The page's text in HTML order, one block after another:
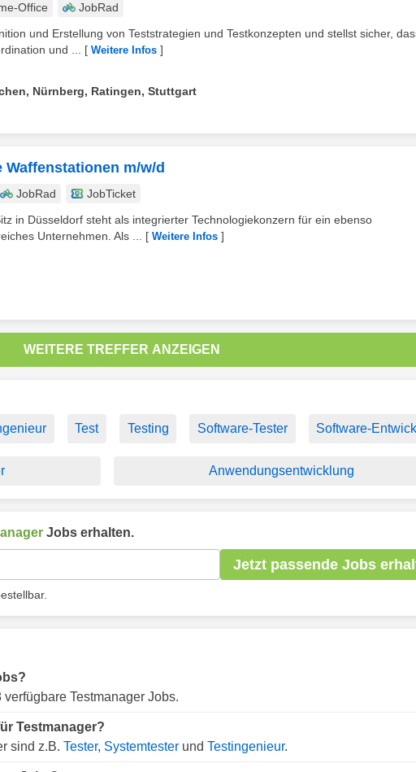
Office
JobRad
und Erstellung von Teststrategien und Testkonzepten und stellst sicher,
und ...
[ Weitere Infos ]
Nürnberg, Ratingen, Stuttgart
m/w/d
JobRad
JobTicket
in Düsseldorf steht als integrierter Technologiekonzern für ein ebenso
Unternehmen. Als ...
[ Weitere Infos ]
WEITERE TREFFER ANZEIGEN
Test Testing Software-Tester Software-
Anwendungsentwicklung
Jobs erhalten.
Jetzt passende Jobs
Testmanager Jobs.
Testmanager?
sind z.B. Tester, Systemtester und Testingenieur.